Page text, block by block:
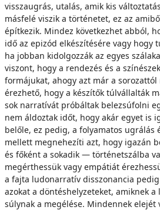
visszaugrás, utalás, amik kis
másfelé viszik a történetet, ez az
építkezik. Mindez következhet abból,
idő az epizód elkészítésére vagy hogy
ha jobban kidolgozzák az egyes
viszont, hogy a rendezés és a
formájukat, ahogy azt már a sorozattól
érezhető, hogy a készítők túlvállalták
sok narratívát próbáltak belezsúfolni
nem áldoztak időt, hogy akár egyet is
belőle, ez pedig, a folyamatos ugrálás
mellett megnehezíti azt, hogy igazán
és főként a sokadik — történetszálba
megérthessük vagy empátiát
a fajta ludonarratív disszonancia
azokat a döntéshelyzeteket, amiknek
súlynak a megélése. Mindennek elejét